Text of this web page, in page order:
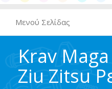
Μενού Σελίδας
Krav
Ziu Zitsu